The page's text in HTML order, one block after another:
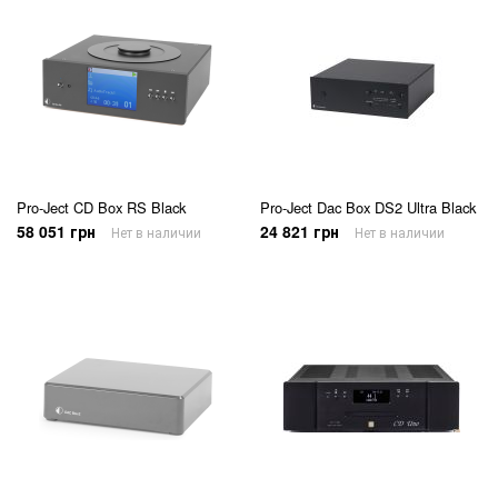
Pro-Ject CD Box RS Black
58 051 грн Нет в наличии
Pro-Ject Dac Box DS2 Ultra Black
24 821 грн Нет в наличии